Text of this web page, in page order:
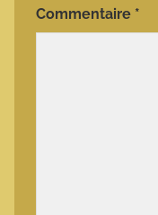
Commentaire *